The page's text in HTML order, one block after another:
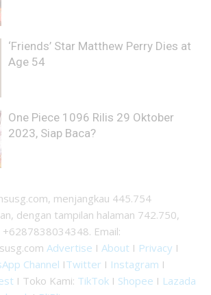
‘Friends’ Star Matthew Perry Dies at
Age 54
One Piece 1096 Rilis 29 Oktober
2023, Siap Baca?
menjangkau 445.754
dengan tampilan halaman 742.750,
Email:
Advertise I About I Privacy I
Channel ITwitter I Instagram I
I Toko Kami: TikTok I Shopee I Lazada